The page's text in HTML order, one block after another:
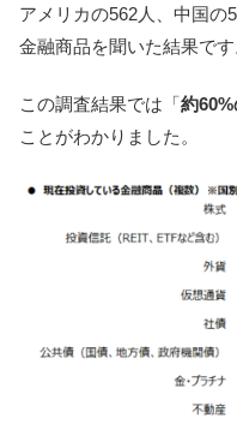
アメリカの562人、中国の
金融商品を聞いた結果です
この調査結果では「約
ことがわかりました。